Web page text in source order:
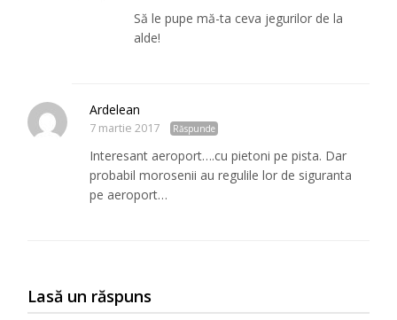
Să le pupe mă-ta ceva jegurilor de la
alde!
Ardelean
7 martie 2017 Răspunde
Interesant aeroport….cu pietoni pe pista. Dar
probabil morosenii au regulile lor de siguranta
pe aeroport…
Lasă un răspuns